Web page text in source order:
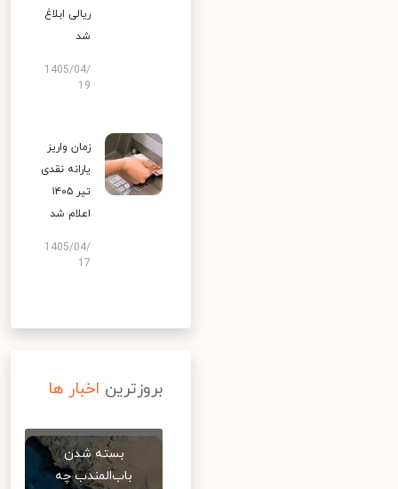
ریالی ابلاغ
شد
1405/04/
19
زمان واریز
یارانه نقدی
تیر ۱۴۰۵
اعلام شد
1405/04/
17
بروزترین اخبار ها
بسته شدن
باب‌المندب چه